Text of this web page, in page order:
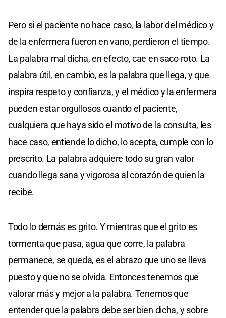
Pero si el paciente no hace caso, la labor del médico y
de la enfermera fueron en vano, perdieron el tiempo.
La palabra mal dicha, en efecto, cae en saco roto. La
palabra útil, en cambio, es la palabra que llega, y que
inspira respeto y confianza, y el médico y la enfermera
pueden estar orgullosos cuando el paciente,
cualquiera que haya sido el motivo de la consulta, les
hace caso, entiende lo dicho, lo acepta, cumple con lo
prescrito. La palabra adquiere todo su gran valor
cuando llega sana y vigorosa al corazón de quien la
recibe.
Todo lo demás es grito. Y mientras que el grito es
tormenta que pasa, agua que corre, la palabra
permanece, se queda, es el abrazo que uno se lleva
puesto y que no se olvida. Entonces tenemos que
valorar más y mejor a la palabra. Tenemos que
entender que la palabra debe ser bien dicha, y sobre